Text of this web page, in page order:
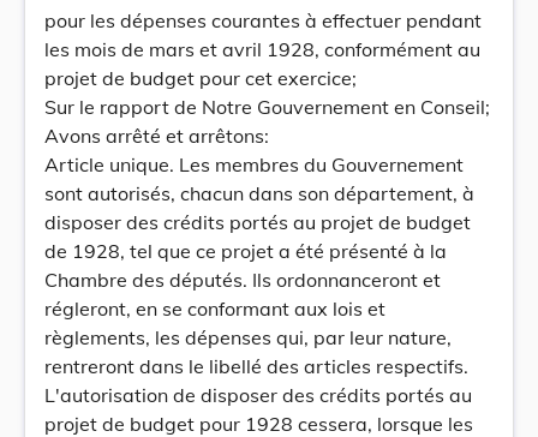
pour les dépenses courantes à effectuer pendant
les mois de mars et avril 1928, conformément au
projet de budget pour cet exercice;
Sur le rapport de Notre Gouvernement en Conseil;
Avons arrêté et arrêtons:
Article unique. Les membres du Gouvernement
sont autorisés, chacun dans son département, à
disposer des crédits portés au projet de budget
de 1928, tel que ce projet a été présenté à la
Chambre des députés. Ils ordonnanceront et
régleront, en se conformant aux lois et
règlements, les dépenses qui, par leur nature,
rentreront dans le libellé des articles respectifs.
L'autorisation de disposer des crédits portés au
projet de budget pour 1928 cessera, lorsque les